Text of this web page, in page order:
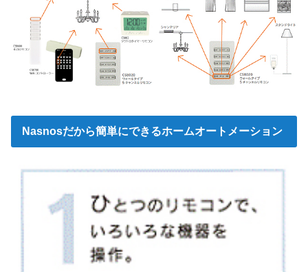
Nasnosだから簡単にできるホームオートメーション